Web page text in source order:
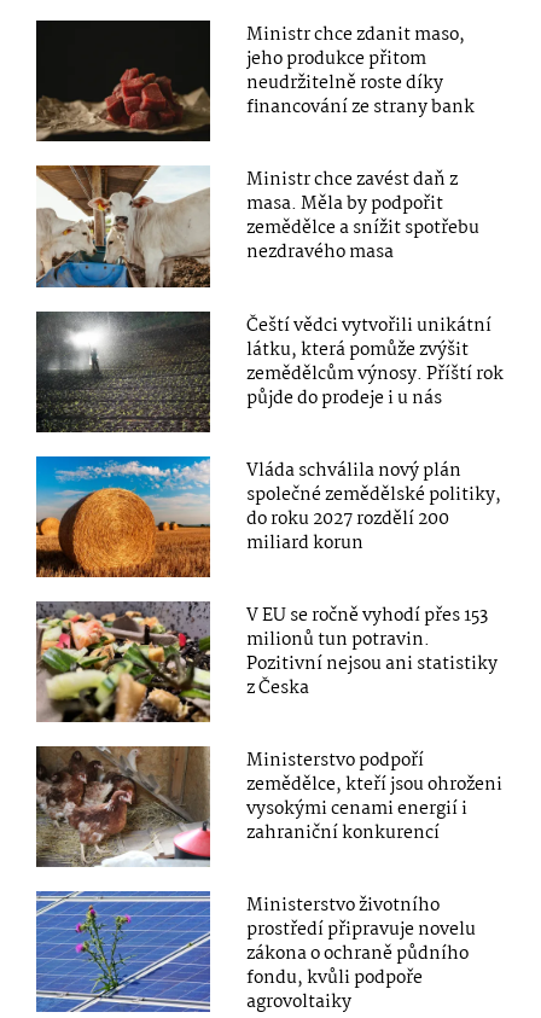
Ministr chce zdanit maso,
jeho produkce přitom
neudržitelně roste díky
financování ze strany bank
Ministr chce zavést daň z
masa. Měla by podpořit
zemědělce a snížit spotřebu
nezdravého masa
Čeští vědci vytvořili unikátní
látku, která pomůže zvýšit
zemědělcům výnosy. Příští rok
půjde do prodeje i u nás
Vláda schválila nový plán
společné zemědělské politiky,
do roku 2027 rozdělí 200
miliard korun
V EU se ročně vyhodí přes 153
milionů tun potravin.
Pozitivní nejsou ani statistiky
z Česka
Ministerstvo podpoří
zemědělce, kteří jsou ohroženi
vysokými cenami energií i
zahraniční konkurencí
Ministerstvo životního
prostředí připravuje novelu
zákona o ochraně půdního
fondu, kvůli podpoře
agrovoltaiky